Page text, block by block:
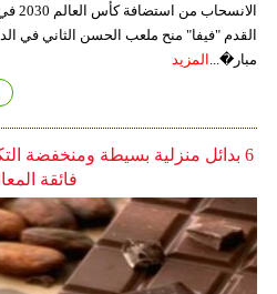
القدم "فيفا" منح ملعب الحسن الثاني في
مبار�...
المزيد
6 بدائل منزلية بسيطة ومنخفضة
فائقة